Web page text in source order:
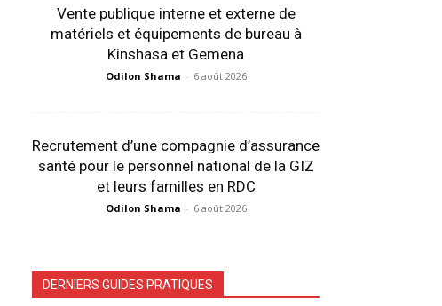
Vente publique interne et externe de
matériels et équipements de bureau à
Kinshasa et Gemena
Odilon Shama - 6 août 2026
Recrutement d’une compagnie d’assurance
santé pour le personnel national de la GIZ
et leurs familles en RDC
Odilon Shama - 6 août 2026
DERNIERS GUIDES PRATIQUES